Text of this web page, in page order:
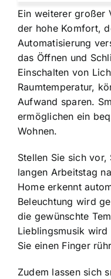
Ein weiterer großer
der hohe Komfort,
Automatisierung
das Öffnen und
Einschalten von
Raumtemperatur,
Aufwand sparen.
ermöglichen ein
Wohnen.
Stellen Sie sich vor,
langen Arbeitstag
Home erkennt
Beleuchtung wird
die gewünschte
Lieblingsmusik
Sie einen Finger
Zudem lassen sich